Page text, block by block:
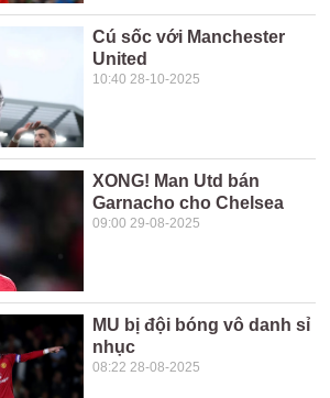
Cú sốc với Manchester
United
10:40 28-10-2025
XONG! Man Utd bán
Garnacho cho Chelsea
09:00 29-08-2025
MU bị đội bóng vô danh sỉ
nhục
08:22 28-08-2025